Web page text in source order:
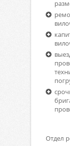
Отдел